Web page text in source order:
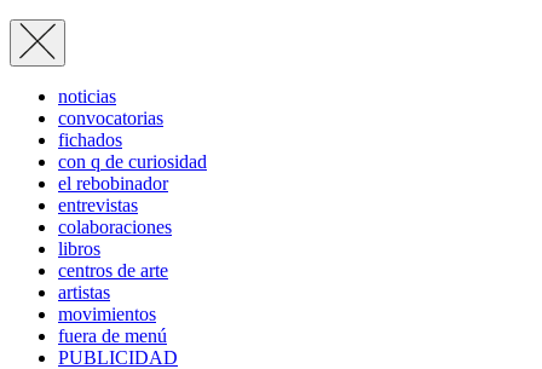
noticias
convocatorias
fichados
con q de curiosidad
el rebobinador
entrevistas
colaboraciones
libros
centros de arte
artistas
movimientos
fuera de menú
PUBLICIDAD